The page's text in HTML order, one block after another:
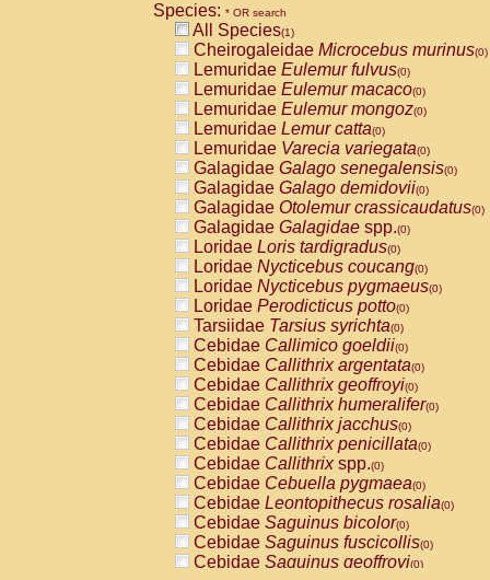
Species: * OR search
All Species(1)
Cheirogaleidae Microcebus murinus(0)
Lemuridae Eulemur fulvus(0)
Lemuridae Eulemur macaco(0)
Lemuridae Eulemur mongoz(0)
Lemuridae Lemur catta(0)
Lemuridae Varecia variegata(0)
Galagidae Galago senegalensis(0)
Galagidae Galago demidovii(0)
Galagidae Otolemur crassicaudatus(0)
Galagidae Galagidae spp.(0)
Loridae Loris tardigradus(0)
Loridae Nycticebus coucang(0)
Loridae Nycticebus pygmaeus(0)
Loridae Perodicticus potto(0)
Tarsiidae Tarsius syrichta(0)
Cebidae Callimico goeldii(0)
Cebidae Callithrix argentata(0)
Cebidae Callithrix geoffroyi(0)
Cebidae Callithrix humeralifer(0)
Cebidae Callithrix jacchus(0)
Cebidae Callithrix penicillata(0)
Cebidae Callithrixspp.(0)
Cebidae Cebuella pygmaea(0)
Cebidae Leontopithecus rosalia(0)
Cebidae Saguinus bicolor(0)
Cebidae Saguinus fuscicollis(0)
Cebidae Saguinus geoffroyi(0)